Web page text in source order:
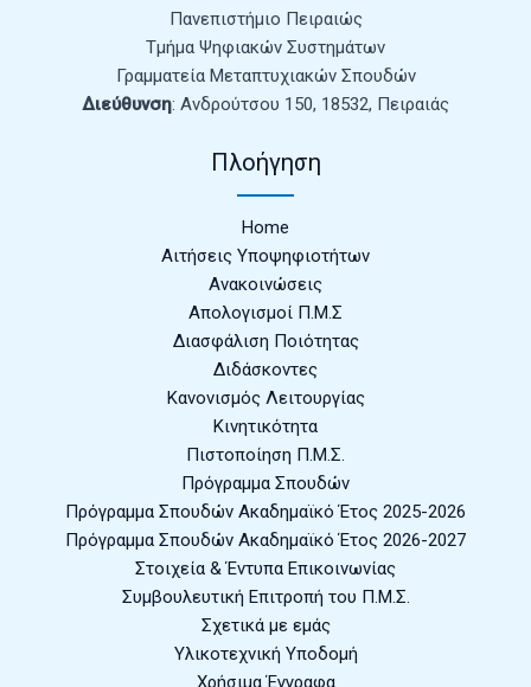
Πανεπιστήμιο Πειραιώς
Τμήμα Ψηφιακών Συστημάτων
Γραμματεία Μεταπτυχιακών Σπουδών
Διεύθυνση: Ανδρούτσου 150, 18532, Πειραιάς
Πλοήγηση
Home
Αιτήσεις Υποψηφιοτήτων
Ανακοινώσεις
Απολογισμοί Π.Μ.Σ
Διασφάλιση Ποιότητας
Διδάσκοντες
Κανονισμός Λειτουργίας
Κινητικότητα
Πιστοποίηση Π.Μ.Σ.
Πρόγραμμα Σπουδών
Πρόγραμμα Σπουδών Ακαδημαϊκό Έτος 2025-2026
Πρόγραμμα Σπουδών Ακαδημαϊκό Έτος 2026-2027
Στοιχεία & Έντυπα Επικοινωνίας
Συμβουλευτική Επιτροπή του Π.Μ.Σ.
Σχετικά με εμάς
Υλικοτεχνική Υποδομή
Χρήσιμα Έγγραφα